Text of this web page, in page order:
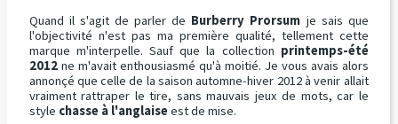
Quand il s'agit de parler de Burberry Prorsum je sais que
l'objectivité n'est pas ma première qualité, tellement cette
marque m'interpelle. Sauf que la collection printemps-été
2012ne m'avait enthousiasmé qu'à moitié. Je vous avais alors
annonçé que celle de la saison automne-hiver 2012 à venir allait
vraiment rattraper le tire, sans mauvais jeux de mots, car le
style chasse à l'anglaiseest de mise.